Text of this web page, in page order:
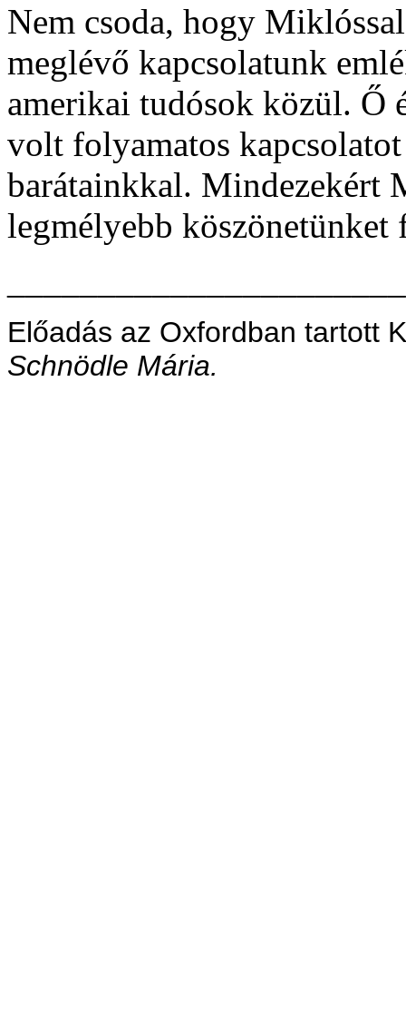
Nem csoda, hogy
meglévő kapcsolatunk
amerikai tudósok közül. Ő
volt folyamatos
barátainkkal. Mindezekért
legmélyebb köszönetünket
Előadás az Oxfordban tartott
Schnödle Mária.